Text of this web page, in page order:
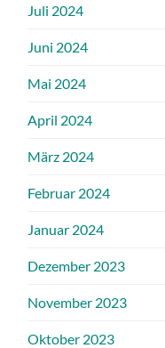
Juli 2024
Juni 2024
Mai 2024
April 2024
März 2024
Februar 2024
Januar 2024
Dezember 2023
November 2023
Oktober 2023